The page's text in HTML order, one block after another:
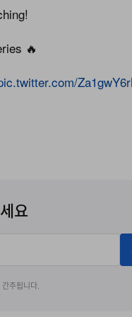
🔥
요
주됩니다.